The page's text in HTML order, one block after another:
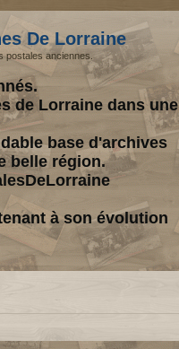
De Lorraine
postales anciennes.
de Lorraine dans une
base d'archives
belle région.
à son évolution